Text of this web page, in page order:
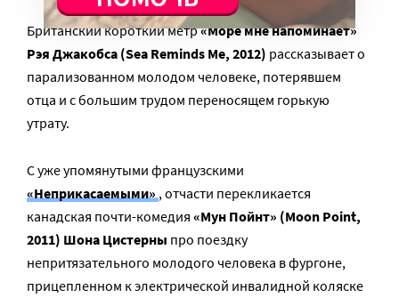
Британский короткий метр«Море мне напоминает»
Рэя Джакобса (Sea Reminds Me, 2012) рассказывает о
парализованном молодом человеке, потерявшем
отца и с большим трудом переносящем горькую
утрату.
С уже упомянутыми французскими
«Неприкасаемыми» , отчасти перекликается
канадская почти-комедия «Мун Пойнт» (Moon Point,
2011) Шона Цистерны про поездку
непритязательного молодого человека в фургоне,
прицепленном к электрической инвалидной коляске